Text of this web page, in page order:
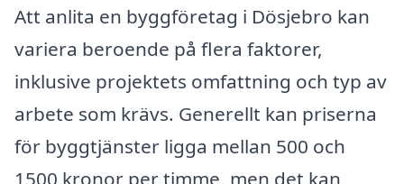
Att anlita en byggföretag i Dösjebro kan
variera beroende på flera faktorer,
inklusive projektets omfattning och typ av
arbete som krävs. Generellt kan priserna
för byggtjänster ligga mellan 500 och
1500 kronor per timme, men det kan